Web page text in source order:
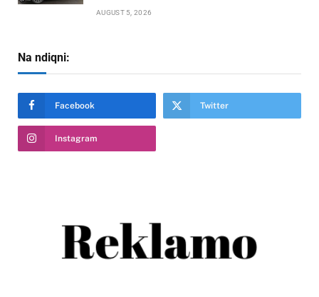
AUGUST 5, 2026
Na ndiqni:
Facebook Twitter
Instagram